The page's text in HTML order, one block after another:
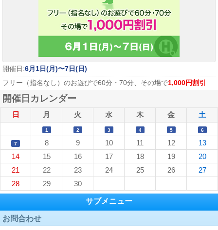
開催日:6月1日(月)〜7日(日)
フリー（指名なし）のお遊びで60分・70分、その場で1,000円割引
開催日カレンダー
日 月 火 水 木 金 土
1 2 3 4 5 6
7 8 9 10 11 12
13
14
15 16 17 18 19
20
21
22 23 24 25 26
27
28
29 30
サブメニュー
お問合わせ